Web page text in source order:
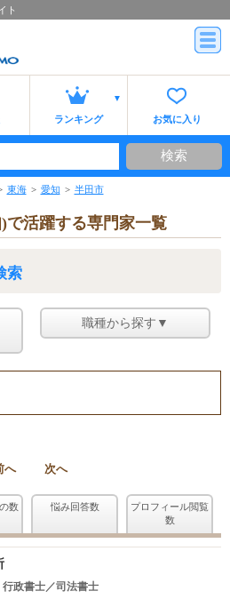
ト
ランキング お気に入り
検索
東海 愛知 半田市
で活躍する専門家一覧
索
職種から探す▼
へ 次へ
数 悩み回答数
プロフィール閲覧
数
行政書士／司法書士